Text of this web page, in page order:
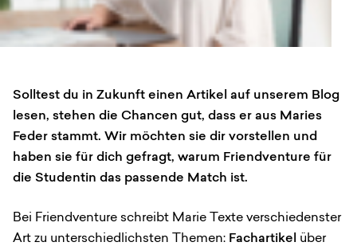
Solltest du in Zukunft einen Artikel auf unserem Blog
lesen, stehen die Chancen gut, dass er aus Maries
Feder stammt. Wir möchten sie dir vorstellen und
haben sie für dich gefragt, warum Friendventure für
die Studentin das passende Match ist.
Bei Friendventure schreibt Marie Texte verschiedenster
Art zu unterschiedlichsten Themen: Fachartikel
über